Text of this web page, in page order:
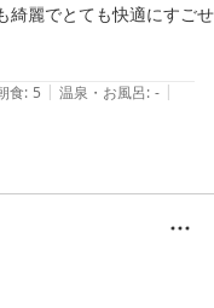
綺麗でとても快適にすごせ
食: 5 | 温泉・お風呂: - |